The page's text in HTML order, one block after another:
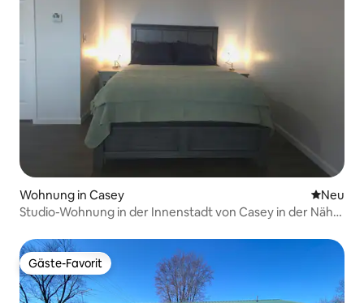
Wohnung in Casey Neue
Neu
Studio-Wohnung in der Innenstadt von Casey in der Nähe
Gäste-Favorit
Gäste-Favorit